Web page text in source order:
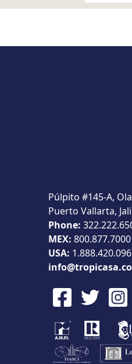
Púlpito #145-A,
Puerto Vallarta,
Phone:
MEX:800.877.7000
USA: